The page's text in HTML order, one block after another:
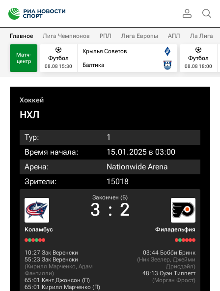
Главное Лига Чемпионов РПЛ Лига Европы АПЛ Ла Лига
Матч-
центр
Футбол
08.08 15:30
Крылья Советов
Балтика
Футбол
08.08 18:00
Хоккей
НХЛ
Тур:
1
Время начала:
15.01.2025 в 03:00
Арена:
Nationwide Arena
Зрители:
15018
Коламбус
Закончен (Б)
3 : 2
Филадельфия
10:27 Зак Веренски
55:23 Зак Веренски
(Кирилл Марченко, Адам
Фантилли)
65:01 Кент Джонсон (П)
65:01 Кирилл Марченко (П)
03:44 Бобби Бринк
(Ник Зеелер, Джейми
Дрисдэйл)
48:13 Оуэн Типпетт
(Морган Фрост)